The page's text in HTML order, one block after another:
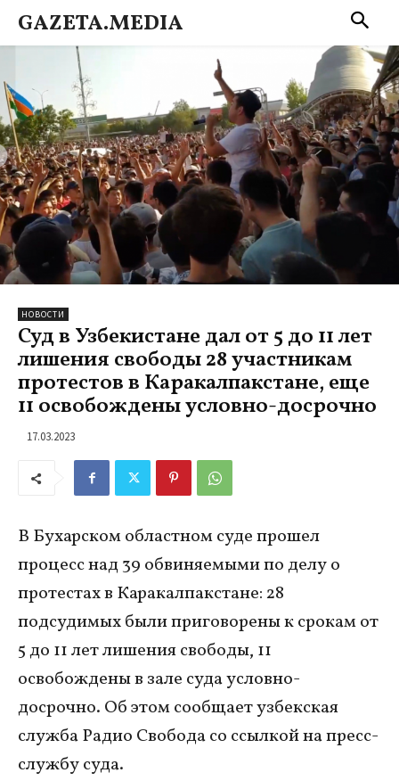
GAZETA.MEDIA
НОВОСТИ
Суд в Узбекистане дал от 5 до 11 лет
лишения свободы 28 участникам
протестов в Каракалпакстане, еще
11 освобождены условно-досрочно
17.03.2023
В Бухарском областном суде прошел
процесс над 39 обвиняемыми по делу о
протестах в Каракалпакстане: 28
подсудимых были приговорены к срокам от
5 до 11 лет лишения свободы, 11
освобождены в зале суда условно-
досрочно. Об этом сообщает узбекская
служба Радио Свобода со ссылкой на пресс-
службу суда.